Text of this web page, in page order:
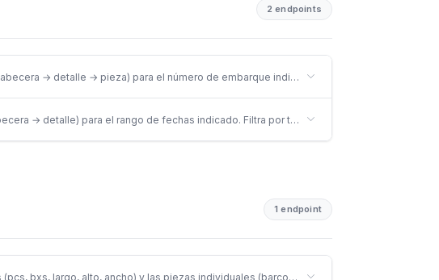
2 endpoints
→ detalle → pieza) para el número de embarque indicado. Solo retorna ingresos
→ detalle) para el rango de fechas indicado. Filtra por tipo de recepción
1 endpoint
bxs, largo, alto, ancho) y las piezas individuales (barcodes) registradas en ingreso